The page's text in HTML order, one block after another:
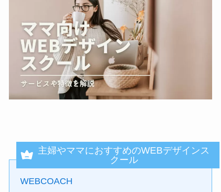
主婦やママにおすすめのWEBデザインス
クール
WEBCOACH